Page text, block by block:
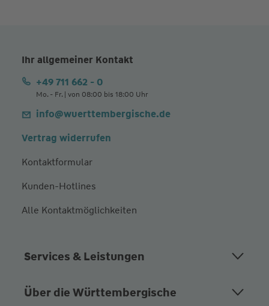
Ihr allgemeiner Kontakt
+49 711 662 - 0
Mo. - Fr. | von 08:00 bis 18:00 Uhr
info@wuerttembergische.de
Vertrag widerrufen
Kontaktformular
Kunden-Hotlines
Alle Kontaktmöglichkeiten
Services & Leistungen
Über die Württembergische